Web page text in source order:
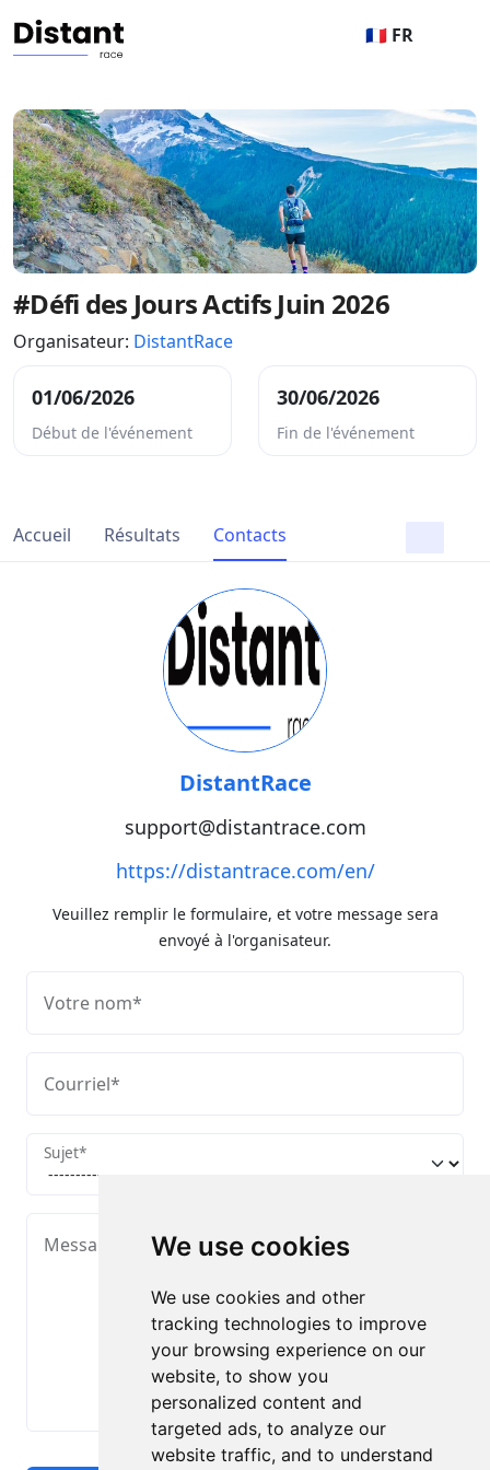
We use cookies
We use cookies and other
tracking technologies to improve
your browsing experience on our
website, to show you
personalized content and
targeted ads, to analyze our
website traffic, and to understand
🇫🇷 FR
#Défi des Jours Actifs Juin 2026
Organisateur: DistantRace
01/06/2026
Début de l'événement
30/06/2026
Fin de l'événement
Accueil Résultats Contacts
DistantRace
support@distantrace.com
https://distantrace.com/en/
Veuillez remplir le formulaire, et votre message sera
envoyé à l'organisateur.
Votre nom*
Courriel*
Sujet*
Message